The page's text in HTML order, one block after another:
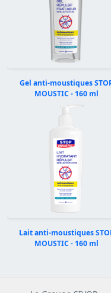
Gel anti-moustiques
MOUSTIC - 160 ml
Lait anti-moustiques
MOUSTIC - 160 ml
Précédent